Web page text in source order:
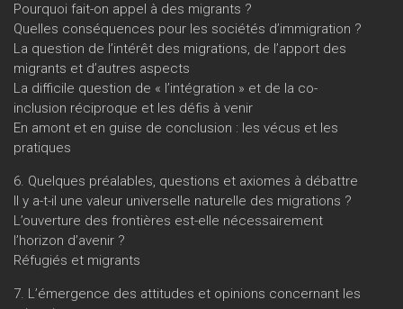
Pourquoi fait-on appel à des migrants ?
Quelles conséquences pour les sociétés d’immigration ?
La question de l’intérêt des migrations, de l’apport des
migrants et d’autres aspects
La difficile question de « l’intégration » et de la co-
inclusion réciproque et les défis à venir
En amont et en guise de conclusion : les vécus et les
pratiques
6. Quelques préalables, questions et axiomes à débattre
Il y a-t-il une valeur universelle naturelle des migrations ?
L’ouverture des frontières est-elle nécessairement
l’horizon d’avenir ?
Réfugiés et migrants
7. L’émergence des attitudes et opinions concernant les